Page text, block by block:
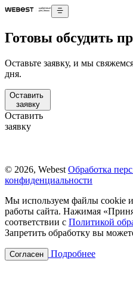
Готовы обсудить
Оставьте заявку, и мы
дня.
Оставить
заявку
Оставить
заявку
© 2026, Webest Обработка
конфиденциальности
Мы используем файлы cookie
работы сайта. Нажимая
соответствии с Политикой
Запретить обработку вы
Согласен Подробнее